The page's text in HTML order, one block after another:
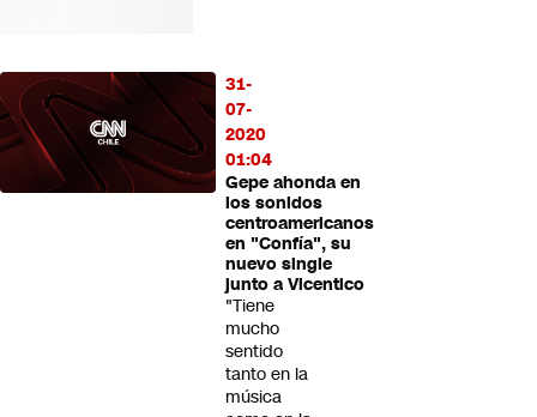
31-
07-
2020
01:04
Gepe ahonda en
los sonidos
centroamericanos
en "Confía", su
nuevo single
junto a Vicentico
"Tiene
mucho
sentido
tanto en la
música